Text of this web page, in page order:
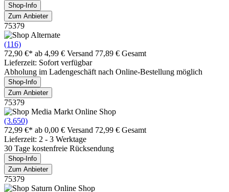
Shop-Info
Zum Anbieter
75379
(116)
72,90 €* ab 4,99 € Versand 77,89 € Gesamt
Lieferzeit: Sofort verfügbar
Abholung im Ladengeschäft nach Online-Bestellung möglich
Shop-Info
Zum Anbieter
75379
(3.650)
72,99 €* ab 0,00 € Versand 72,99 € Gesamt
Lieferzeit: 2 - 3 Werktage
30 Tage kostenfreie Rücksendung
Shop-Info
Zum Anbieter
75379